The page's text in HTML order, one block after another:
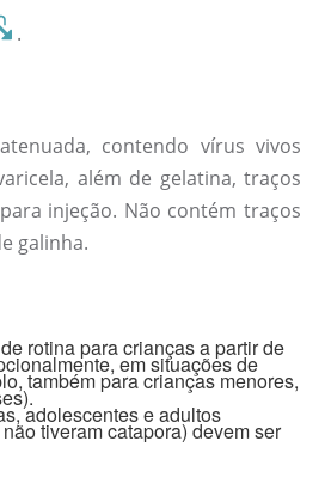
.
contendo vírus vivos
além de gelatina, traços
injeção. Não contém traços
galinha.
rotina para crianças a partir de
em situações de
também para crianças menores,
adolescentes e adultos
tiveram catapora) devem ser